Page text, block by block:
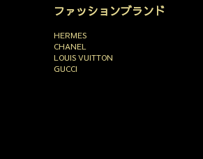
ファッションブランド
HERMES
CHANEL
LOUIS VUITTON
GUCCI